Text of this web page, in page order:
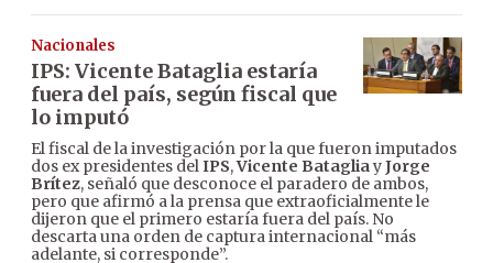
Nacionales
IPS: Vicente Bataglia estaría
fuera del país, según fiscal que
lo imputó
El fiscal de la investigación por la que fueron imputados
dos ex presidentes delIPS,Vicente BatagliayJorge
Brítez, señaló que desconoce el paradero de ambos,
pero que afirmó a la prensa que extraoficialmente le
dijeron que el primero estaría fuera del país. No
descarta una orden de captura internacional “más
adelante, si corresponde”.